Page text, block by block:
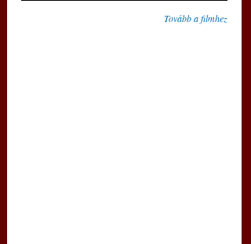
Tovább a filmhez